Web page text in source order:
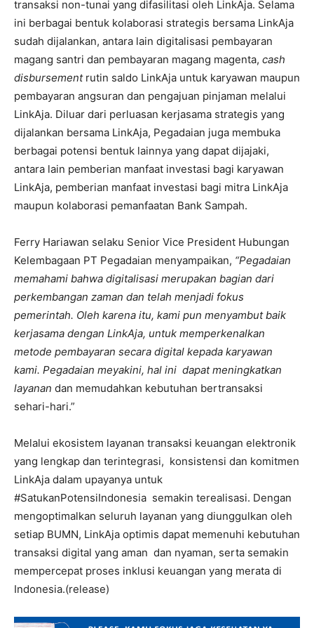
transaksi non-tunai yang difasilitasi oleh LinkAja. Selama
ini berbagai bentuk kolaborasi strategis bersama LinkAja
sudah dijalankan, antara lain digitalisasi pembayaran
magang santri dan pembayaran magang magenta, cash
disbursementrutin saldo LinkAja untuk karyawan maupun
pembayaran angsuran dan pengajuan pinjaman melalui
LinkAja. Diluar dari perluasan kerjasama strategis yang
dijalankan bersama LinkAja, Pegadaian juga membuka
berbagai potensi bentuk lainnya yang dapat dijajaki,
antara lain pemberian manfaat investasi bagi karyawan
LinkAja, pemberian manfaat investasi bagi mitra LinkAja
maupun kolaborasi pemanfaatan Bank Sampah.
Ferry Hariawan selaku Senior Vice President Hubungan
Kelembagaan PT Pegadaian menyampaikan, “Pegadaian
memahami bahwa digitalisasi merupakan bagian dari
perkembangan zaman dan telah menjadi fokus
pemerintah. Oleh karena itu, kami pun menyambut baik
kerjasama dengan LinkAja, untuk memperkenalkan
metode pembayaran secara digital kepada karyawan
kami. Pegadaian meyakini, hal ini dapat meningkatkan
layanan dan memudahkan kebutuhan bertransaksi
sehari-hari.”
Melalui ekosistem layanan transaksi keuangan elektronik
yang lengkap dan terintegrasi, konsistensi dan komitmen
LinkAja dalam upayanya untuk
#SatukanPotensiIndonesia semakin terealisasi. Dengan
mengoptimalkan seluruh layanan yang diunggulkan oleh
setiap BUMN, LinkAja optimis dapat memenuhi kebutuhan
transaksi digital yang aman dan nyaman, serta semakin
mempercepat proses inklusi keuangan yang merata di
Indonesia.(release)